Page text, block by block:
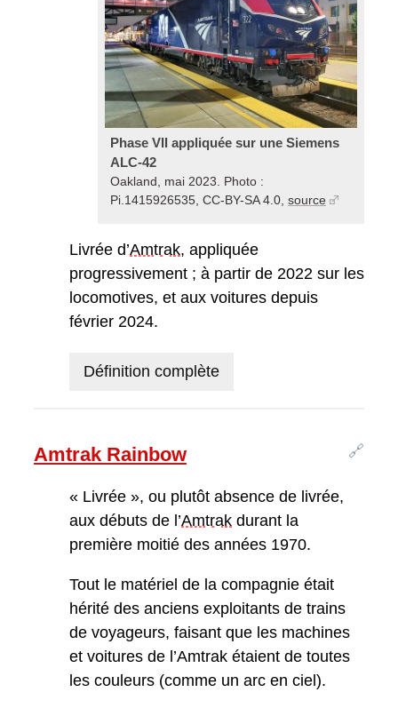
Phase VII appliquée sur une Siemens
ALC-42
Oakland, mai 2023. Photo :
Pi.1415926535, CC-BY-SA 4.0, source
Livrée d’Amtrak, appliquée
progressivement ; à partir de 2022 sur les
locomotives, et aux voitures depuis
février 2024.
Définition complète
🔗
Amtrak Rainbow
« Livrée », ou plutôt absence de livrée,
aux débuts de l’Amtrak durant la
première moitié des années 1970.
Tout le matériel de la compagnie était
hérité des anciens exploitants de trains
de voyageurs, faisant que les machines
et voitures de l’Amtrak étaient de toutes
les couleurs (comme un arc en ciel).